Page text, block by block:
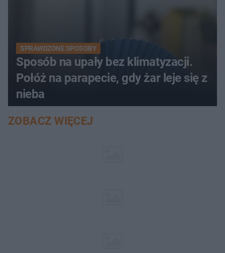
SPRAWDZONE SPOSOBY
Sposób na upały bez klimatyzacji.
Połóż na parapecie, gdy żar leje się z
nieba
ZOBACZ WIĘCEJ